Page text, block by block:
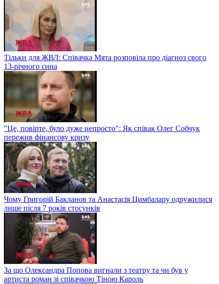
Тільки для ЖВЛ: Співачка Мята розповіла про діагноз свого
13-річного сина
"Це, повірте, було дуже непросто": Як співак Олег Собчук
пережив фінансову кризу
Чому Григорій Бакланов та Анастасія Цимбалару одружилися
лише після 7 років стосунків
За що Олександра Попова вигнали з театру та чи був у
артиста роман зі співачкою Тіною Кароль